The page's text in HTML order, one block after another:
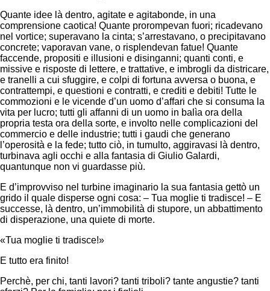
Quante idee là dentro, agitate e agitabonde, in una
comprensione caotica! Quante prorompevan fuori; ricadevano
nel vortice; superavano la cinta; s’arrestavano, o precipitavano
concrete; vaporavan vane, o risplendevan fatue! Quante
faccende, propositi e illusioni e disinganni; quanti conti, e
missive e risposte di lettere, e trattative, e imbrogli da districare,
e tranelli a cui sfuggire, e colpi di fortuna avversa o buona, e
contrattempi, e questioni e contratti, e crediti e debiti! Tutte le
commozioni e le vicende d’un uomo d’affari che si consuma la
vita per lucro; tutti gli affanni di un uomo in balìa ora della
propria testa ora della sorte, e involto nelle complicazioni del
commercio e delle industrie; tutti i gaudi che generano
l’operosità e la fede; tutto ciò, in tumulto, aggiravasi là dentro,
turbinava agli occhi e alla fantasia di Giulio Galardi,
quantunque non vi guardasse più.
E d’improvviso nel turbine imaginario la sua fantasia gettò un
grido il quale disperse ogni cosa: – Tua moglie ti tradisce! – E
successe, là dentro, un’immobilità di stupore, un abbattimento
di disperazione, una quiete di morte.
«Tua moglie ti tradisce!»
E tutto era finito!
Perchè, per chi, tanti lavori? tanti triboli? tante angustie? tanti